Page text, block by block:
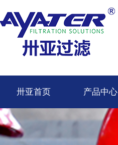
卅亚首页 产品中心